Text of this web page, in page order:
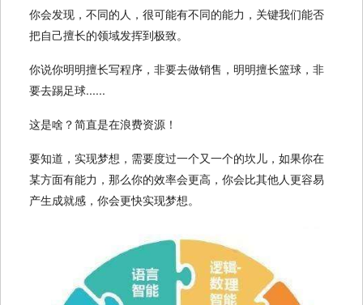
你会发现，不同的人，很可能有不同的能力，关键我们能否
把自己擅长的领域发挥到极致。
你说你明明擅长写程序，非要去做销售，明明擅长篮球，非
要去踢足球......
这是啥？简直是在浪费资源！
要知道，实现梦想，需要度过一个又一个的坎儿，如果你在
某方面有能力，那么你的效率会更高，你会比其他人更容易
产生成就感，你会更快实现梦想。